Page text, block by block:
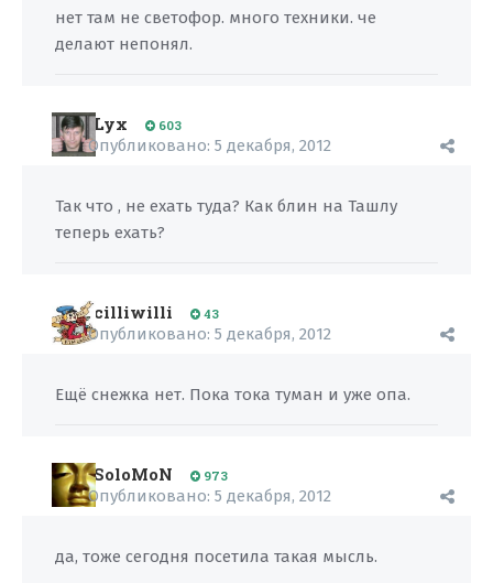
нет там не светофор. много техники. че
делают непонял.
Lyx 603
Опубликовано: 5 декабря, 2012
Так что , не ехать туда? Как блин на Ташлу
теперь ехать?
cilliwilli 43
Опубликовано: 5 декабря, 2012
Ещё снежка нет. Пока тока туман и уже опа.
SoloMoN 973
Опубликовано: 5 декабря, 2012
да, тоже сегодня посетила такая мысль.